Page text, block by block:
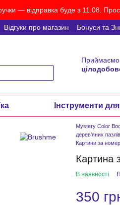
— відправка буде з 11.08.
Відгуки про магазин Бонуси та
Приймаємо
Інструменти
Mystery Color
дерев’яних
Картини за
Картина
В наявності
350